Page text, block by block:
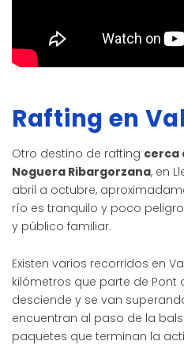
Rafting en
Otro destino de rafting cerca
Noguera Ribargorzana, en
abril a octubre,
río es tranquilo y poco
y público familiar.
Existen varios recorridos en
kilómetros que parte de Pont
desciende y se van
encuentran al paso de la
paquetes que terminan la